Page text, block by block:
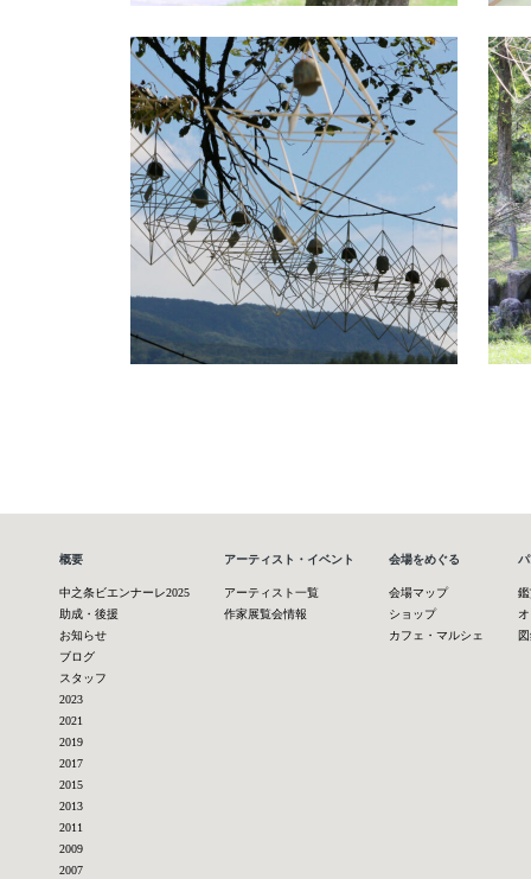
概要
中之条ビエンナーレ2025
助成・後援
お知らせ
ブログ
スタッフ
2023
2021
2019
2017
2015
2013
2011
2009
2007
アーティスト・イベント
アーティスト一覧
作家展覧会情報
会場をめぐる
会場マップ
ショップ
カフェ・マルシェ